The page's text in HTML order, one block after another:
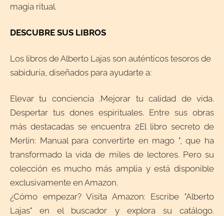
magia ritual.
DESCUBRE SUS LIBROS
Los libros de Alberto Lajas son auténticos tesoros de
sabiduría, diseñados para ayudarte a:
Elevar tu conciencia .Mejorar tu calidad de vida.
Despertar tus dones espirituales. Entre sus obras
más destacadas se encuentra 2El libro secreto de
Merlín: Manual para convertirte en mago ", que ha
transformado la vida de miles de lectores. Pero su
colección es mucho más amplia y está disponible
exclusivamente en Amazon.
¿Cómo empezar? Visita Amazon: Escribe "Alberto
Lajas" en el buscador y explora su catálogo.